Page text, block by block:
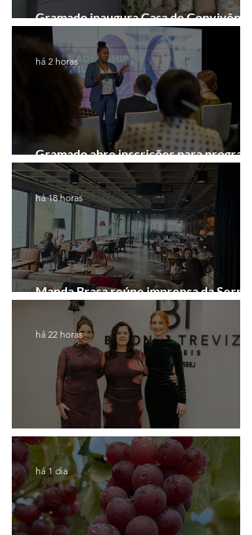
Gramado inaugura Casa de Convivência
dedicada às mulheres
Gramado abre inscrições para programa
gratuito de inovação
há 2 horas
Manda Brasa reúne imprensa da Serra
Gaúcha para falar de expansão
há 18 horas
Coluna de Caxias
há 22 horas
há 1 dia